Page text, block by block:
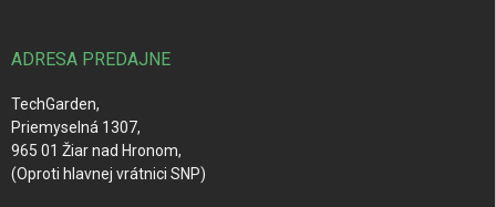
ADRESA PREDAJNE
TechGarden,
Priemyselná 1307,
965 01 Žiar nad Hronom,
(Oproti hlavnej vrátnici SNP)